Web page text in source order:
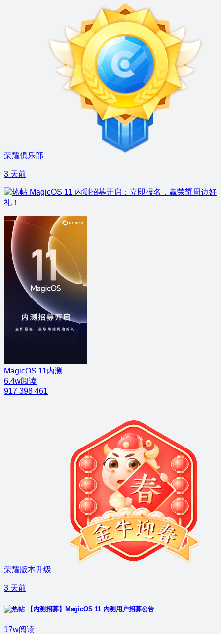
荣耀俱乐部
3 天前
MagicOS 11 内测招募开启：立即报名，赢荣耀周边好
礼！
MagicOS 11内测
6.4w阅读
917 398 461
荣耀版本升级
3 天前
【内测招募】MagicOS 11 内测用户招募公告
17w阅读